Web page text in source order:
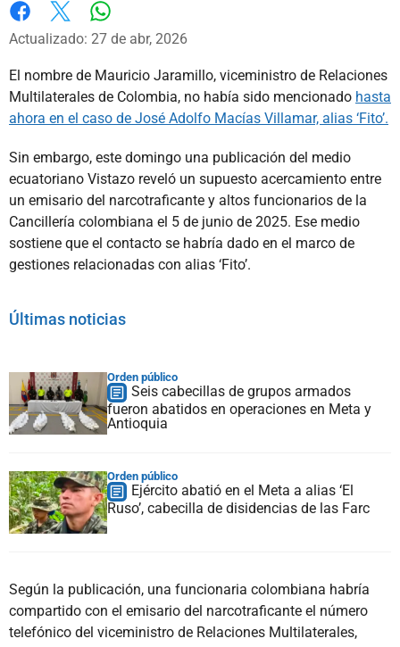
Facebook
X
Actualizado: 27 de abr, 2026
El nombre de Mauricio Jaramillo, viceministro de Relaciones
Multilaterales de Colombia, no había sido mencionado hasta
ahora en el caso de José Adolfo Macías Villamar, alias ‘Fito’.
Sin embargo, este domingo una publicación del medio
ecuatoriano Vistazo reveló un supuesto acercamiento entre
un emisario del narcotraficante y altos funcionarios de la
Cancillería colombiana el 5 de junio de 2025. Ese medio
sostiene que el contacto se habría dado en el marco de
gestiones relacionadas con alias ‘Fito’.
Últimas noticias
Orden público
Seis cabecillas de grupos armados
fueron abatidos en operaciones en Meta y
Antioquia
Orden público
Ejército abatió en el Meta a alias ‘El
Ruso’, cabecilla de disidencias de las Farc
Según la publicación, una funcionaria colombiana habría
compartido con el emisario del narcotraficante el número
telefónico del viceministro de Relaciones Multilaterales,